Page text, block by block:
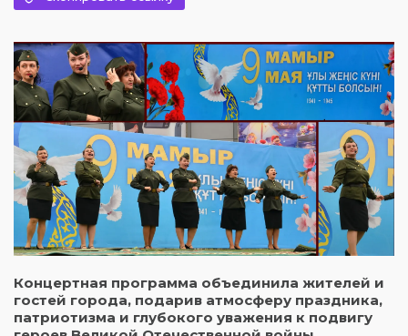
Концертная программа объединила жителей и
гостей города, подарив атмосферу праздника,
патриотизма и глубокого уважения к подвигу